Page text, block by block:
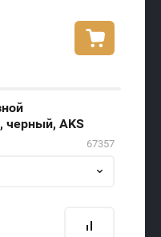
черный, AKS
67357